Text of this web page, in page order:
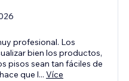
profesional. Los
bien los productos,
pisos sean tan fáciles de
que l... Více